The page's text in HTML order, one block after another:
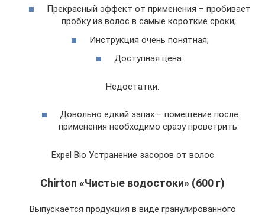
Прекрасный эффект от применения – пробивает
пробку из волос в самые короткие сроки;
Инструкция очень понятная;
Доступная цена.
Недостатки:
Довольно едкий запах – помещение после
применения необходимо сразу проветрить.
Expel Bio Устранение засоров от волос
Chirton «Чистые водостоки» (600 г)
Выпускается продукция в виде гранулированного